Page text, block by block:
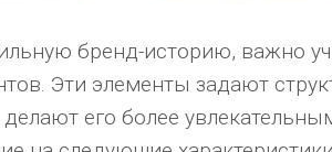
бренд-историю, важно
Эти элементы задают
его более